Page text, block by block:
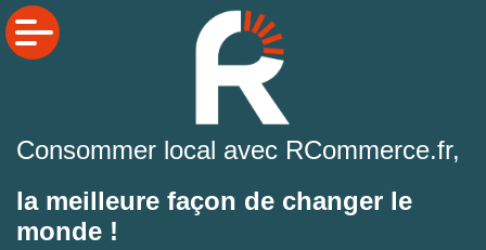
Consommer local avec RCommerce.fr,
la meilleure façon de changer le
monde !